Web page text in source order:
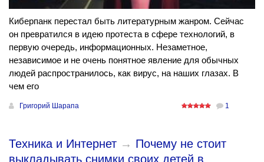
Киберпанк перестал быть литературным жанром. Сейчас
он превратился в идею протеста в сфере технологий, в
первую очередь, информационных. Незаметное,
независимое и не очень понятное явление для обычных
людей распространилось, как вирус, на наших глазах. В
чем его
Григорий Шарапа 1
Техника и Интернет → Почему не стоит
выкладывать снимки своих детей в